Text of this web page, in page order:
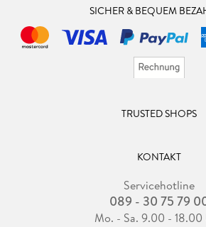
SICHER & BEQUEM
TRUSTED SHOPS
KONTAKT
Servicehotline
089 - 30 75 79
Mo. - Sa. 9.00 - 18.00